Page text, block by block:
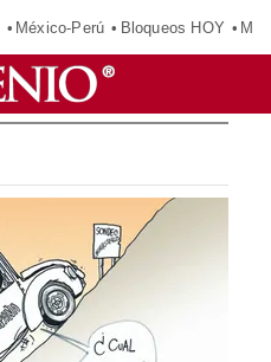
México-Perú Bloqueos HOY